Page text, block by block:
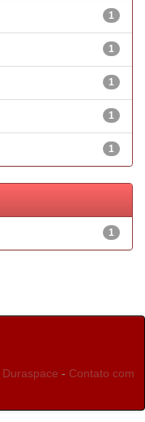
1
1
1
1
1
1
Duraspace - Contato com